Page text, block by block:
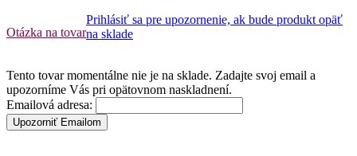
Otázka na tovar
Prihlásiť sa pre upozornenie, ak bude produkt opäť
na sklade
Tento tovar momentálne nie je na sklade. Zadajte svoj email a
upozorníme Vás pri opätovnom naskladnení.
Emailová adresa:
Upozorniť Emailom